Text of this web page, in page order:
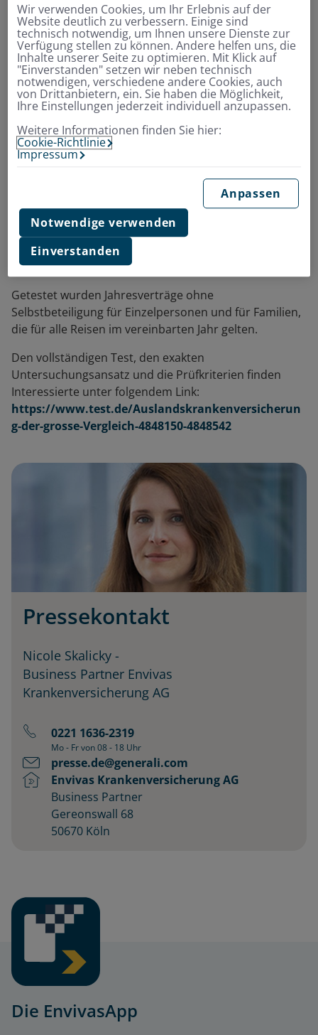
In der Ausgabe 10/2025 testete Stiftung Warentest
91 Tarife für Familien und Einzelreisende.
Der Envivas Tarif
wurde mit der
"sehr gut"
bewertet. Der Envivas Tarif
verpasste ganz knapp eine sehr gute Bewertung und
erhielt mit derNote 1,6 ein "gut"
Getestet wurden Jahresverträge ohne
Selbstbeteiligung für Einzelpersonen und für Familien,
die für alle Reisen im vereinbarten Jahr gelten.
Den vollständigen Test, den exakten
Untersuchungsansatz und die Prüfkriterien finden
Interessierte unter folgendem Link:
https://www.test.de/Auslandskrankenversicherun
g-der-grosse-Vergleich-4848150-4848542
Pressekontakt
Nicole Skalicky -
Business Partner Envivas
Krankenversicherung AG
0221 1636-2319
Mo - Fr von 08 - 18 Uhr
presse.de@generali.com
Envivas Krankenversicherung AG
Business Partner
Gereonswall 68
50670 Köln
Die EnvivasApp
Wir verwenden Cookies, um Ihr Erlebnis auf der
Website deutlich zu verbessern. Einige sind
technisch notwendig, um Ihnen unsere Dienste zur
Verfügung stellen zu können. Andere helfen uns, die
Inhalte unserer Seite zu optimieren. Mit Klick auf
"Einverstanden" setzen wir neben technisch
notwendigen, verschiedene andere Cookies, auch
von Drittanbietern, ein. Sie haben die Möglichkeit,
Ihre Einstellungen jederzeit individuell anzupassen.
Weitere Informationen finden Sie hier:
Cookie-Richtlinie
Impressum
Anpassen
Notwendige verwenden
Einverstanden